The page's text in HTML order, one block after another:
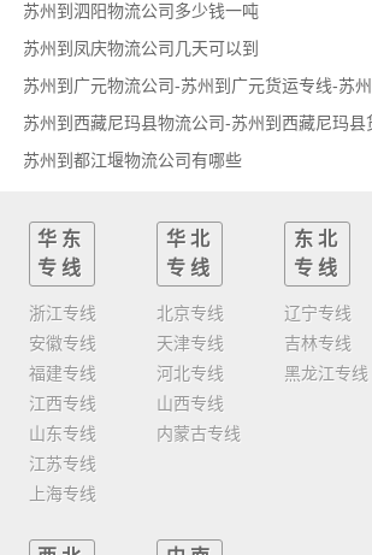
苏州到泗阳物流公司多少钱一吨
苏州到凤庆物流公司几天可以到
苏州到广元物流公司-苏州到广元货运专线-苏
苏州到都江堰物流公司有哪些
华东
专线
浙江专线
安徽专线
福建专线
江西专线
山东专线
江苏专线
上海专线
华北
专线
北京专线
天津专线
河北专线
山西专线
内蒙古专线
东北
专线
辽宁专线
吉林专线
黑龙江专线